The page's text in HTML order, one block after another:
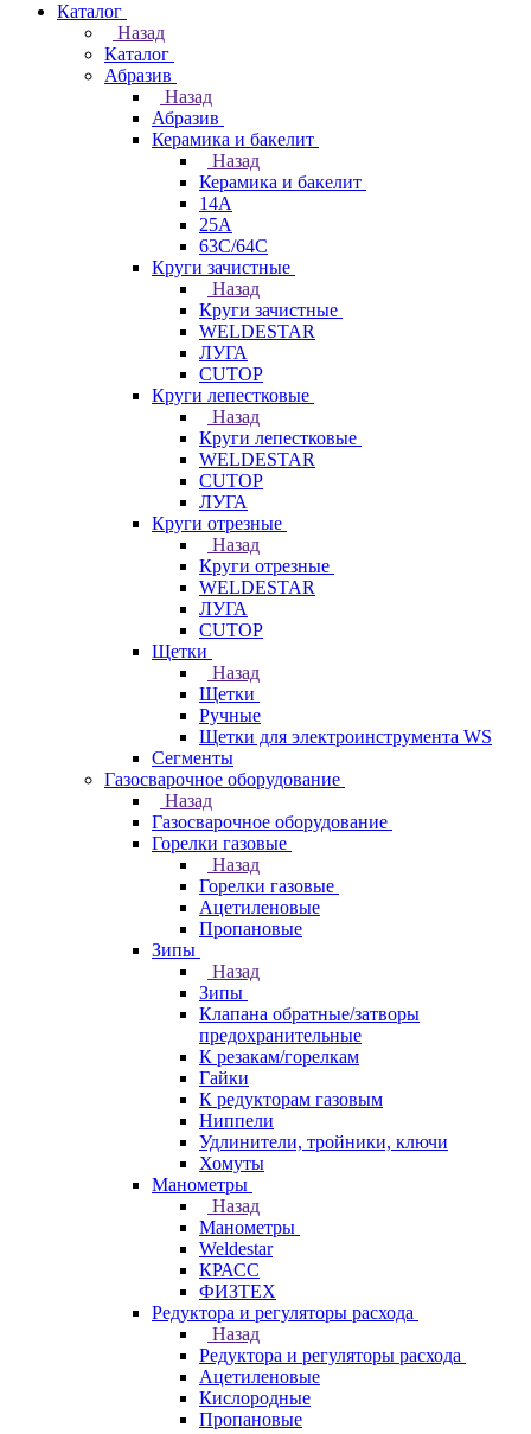
Каталог
Назад
Каталог
Абразив
Назад
Абразив
Керамика и бакелит
Назад
Керамика и бакелит
14А
25А
63С/64С
Круги зачистные
Назад
Круги зачистные
WELDESTAR
ЛУГА
CUTOP
Круги лепестковые
Назад
Круги лепестковые
WELDESTAR
CUTOP
ЛУГА
Круги отрезные
Назад
Круги отрезные
WELDESTAR
ЛУГА
CUTOP
Щетки
Назад
Щетки
Ручные
Щетки для электроинструмента WS
Сегменты
Газосварочное оборудование
Назад
Газосварочное оборудование
Горелки газовые
Назад
Горелки газовые
Ацетиленовые
Пропановые
Зипы
Назад
Зипы
Клапана обратные/затворы
предохранительные
К резакам/горелкам
Гайки
К редукторам газовым
Ниппели
Удлинители, тройники, ключи
Хомуты
Манометры
Назад
Манометры
Weldestar
КРАСС
ФИЗТЕХ
Редуктора и регуляторы расхода
Назад
Редуктора и регуляторы расхода
Ацетиленовые
Кислородные
Пропановые